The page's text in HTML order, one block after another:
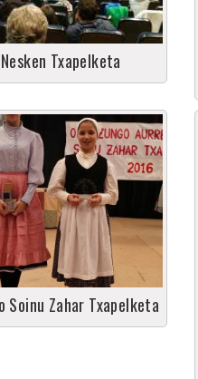
Txapelketa
Soinu Zahar Txapelketa